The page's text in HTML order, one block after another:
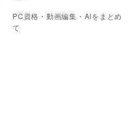
PC資格・動画編集・AIをまとめ
て